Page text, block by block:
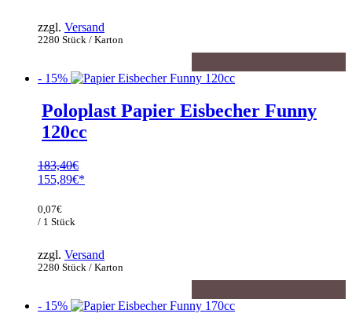
2280 Stück / Karton
zzgl. Versand
- 15%
Poloplast Papier Eisbecher Funny
120cc
183,40€
Ursprünglicher
war:
183,40€
155,89€
Preis
ist:
2280 Stück / Karton
0,07€
/ 1 Stück
zzgl. Versand
- 15%